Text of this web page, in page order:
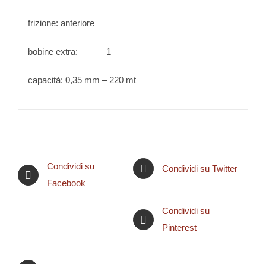
frizione: anteriore
bobine extra: 1
capacità: 0,35 mm – 220 mt
Condividi su
Facebook
Condividi su Twitter
Condividi su
Pinterest